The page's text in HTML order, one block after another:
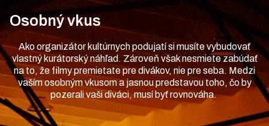
Osobný vkus
Ako organizátor kultúrnych podujatí si musíte vybudovať
vlastný kurátorský náhľad. Zároveň však nesmiete zabúdať
na to, že filmy premietate pre divákov, nie pre seba. Medzi
vaším osobným vkusom a jasnou predstavou toho, čo by
pozerali vaši diváci, musí byť rovnováha.